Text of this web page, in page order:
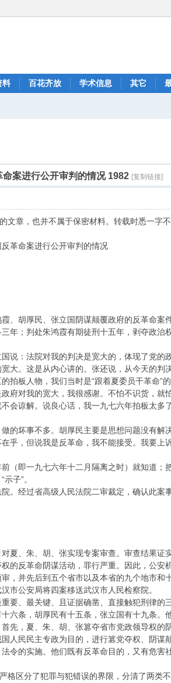
料 百花齐放 学术信息 其它
案进行公开审判的情况 1982 [复制链接]
文章，也并不属于保密材料。转载时悉一字
革命案进行公开审判的情况
、胡厚民、张立国阴谋颠覆政府的反革命案
年；判处朱鸿霞有期徒刑十五年，剥夺政
说：法院对我的判决是宽大的，体现了党的
大。这是从内心讲的。张还说，从今天的
板人物，我们当时是“跟着夏委员干革命”的
府对我的宽大，我很感谢。不怕不识货，
会谅解。说良心话，我一九七六年拍板太
的坏事不多。胡厚民主要是思想问题没有
乎，但说我是反革命，我不能接受。我要
（即一九七六年十二月隔离之时）就知道
子”。
。经过省高级人民法院二审裁定，确认此
夏、朱、胡、张实现专案审查。审查结果证
的反革命阴谋活动，罪行严重。因此，公
，并先后到五个省市以及本省的九个地市
市公安局将四案移送武汉市人民检察院。
要、最关键、且证据确凿、直接触犯刑律
六条，胡厚民有十五条，张立国有十九条。
先，夏、朱、胡、张篡夺省市党政领导权的
人民民主专政为目的，进行篡党夺权、阴
令的实施。他们既有反革命目的，又有危害
格区分了犯罪与犯错误的界限，分清了两类